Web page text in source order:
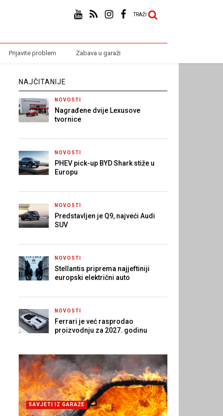
TRAŽI
Prijavite problem Zabava u garaži
NAJČITANIJE
NOVOSTI
Nagrađene dvije Lexusove
tvornice
NOVOSTI
PHEV pick-up BYD Shark stiže u
Europu
NOVOSTI
Predstavljen je Q9, najveći Audi
SUV
NOVOSTI
Stellantis priprema najjeftiniji
europski električni auto
NOVOSTI
Ferrari je već rasprodao
proizvodnju za 2027. godinu
SAVJETI IZ GARAŽE